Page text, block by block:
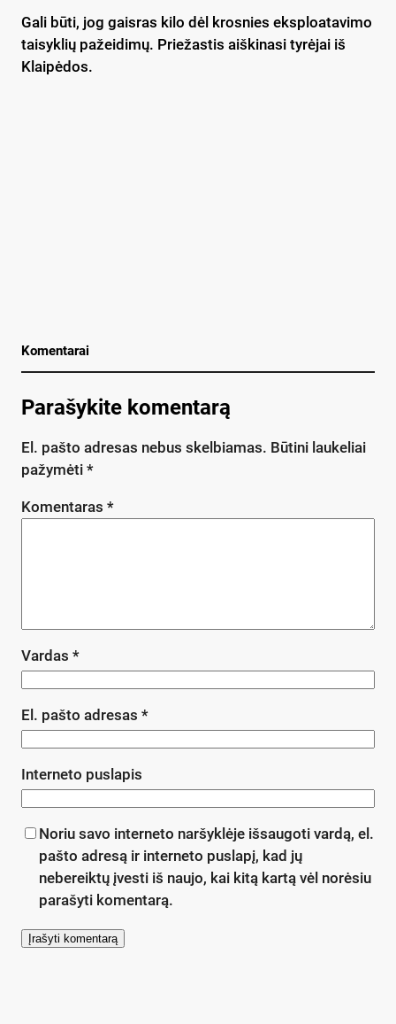
Gali būti, jog gaisras kilo dėl krosnies eksploatavimo
taisyklių pažeidimų. Priežastis aiškinasi tyrėjai iš
Klaipėdos.
Komentarai
Parašykite komentarą
El. pašto adresas nebus skelbiamas. Būtini laukeliai
pažymėti *
Komentaras *
Vardas *
El. pašto adresas *
Interneto puslapis
Noriu savo interneto naršyklėje išsaugoti vardą, el.
pašto adresą ir interneto puslapį, kad jų
nebereiktų įvesti iš naujo, kai kitą kartą vėl norėsiu
parašyti komentarą.